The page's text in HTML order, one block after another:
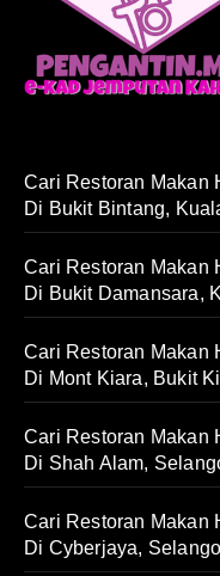
Cari Restoran Makan
Di Bukit Bintang,
Cari Restoran Makan
Di Bukit Damansara,
Cari Restoran Makan
Di Mont Kiara, Bukit
Cari Restoran Makan
Di Shah Alam,
Cari Restoran Makan
Di Cyberjaya,